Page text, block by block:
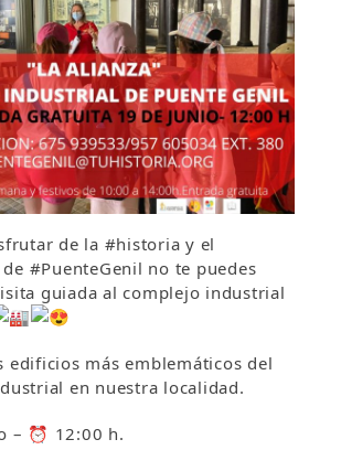
de la #historia y el
#PuenteGenil no te puedes
guiada al complejo industrial
edificios más emblemáticos del
en nuestra localidad.
– ⏰ 12:00 h.